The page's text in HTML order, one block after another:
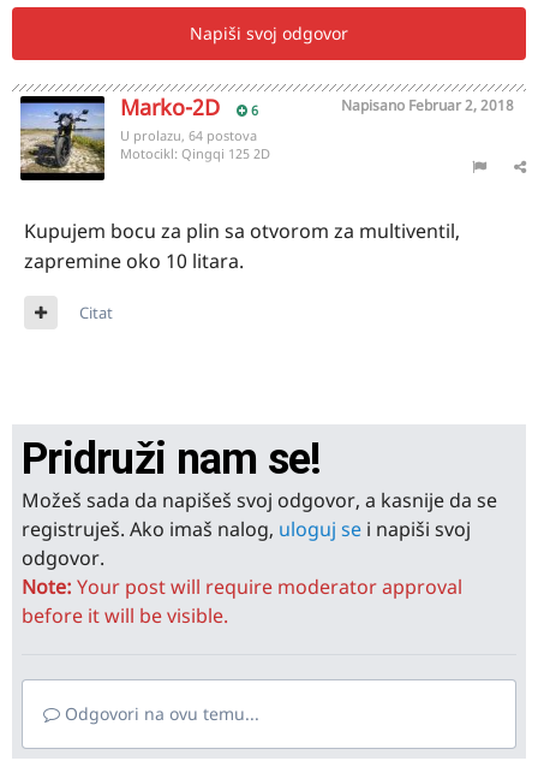
Napiši svoj odgovor
Marko-2D 6 Napisano Februar 2, 2018
U prolazu, 64 postova
Motocikl: Qingqi 125 2D
Kupujem bocu za plin sa otvorom za multiventil,
zapremine oko 10 litara.
Citat
Pridruži nam se!
Možeš sada da napišeš svoj odgovor, a kasnije da se
registruješ. Ako imaš nalog, uloguj se i napiši svoj
odgovor.
Note: Your post will require moderator approval
before it will be visible.
Odgovori na ovu temu...